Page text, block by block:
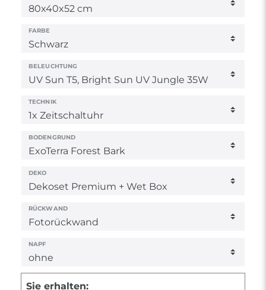
FARBE
BELEUCHTUNG
TECHNIK
BODENGRUND
DEKO
RÜCKWAND
NAPF
Sie erhalten: